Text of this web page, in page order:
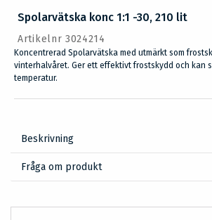
Spolarvätska konc 1:1 -30, 210 lit
Artikelnr 3024214
Koncentrerad Spolarvätska med utmärkt som
vinterhalvåret. Ger ett effektivt frostskydd och kan
temperatur.
Beskrivning
Fråga om produkt